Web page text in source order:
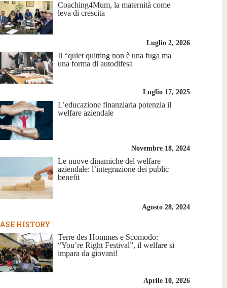
Coaching4Mum, la maternità come
leva di crescita
Luglio 2, 2026
Il “quiet quitting non è una fuga ma
una forma di autodifesa
Luglio 17, 2025
L’educazione finanziaria potenzia il
welfare aziendale
Novembre 18, 2024
Le nuove dinamiche del welfare
aziendale: l’integrazione dei public
benefit
Agosto 28, 2024
HISTORY
Terre des Hommes e Scomodo:
“You’re Right Festival”, il welfare si
impara da giovani!
Aprile 10, 2026